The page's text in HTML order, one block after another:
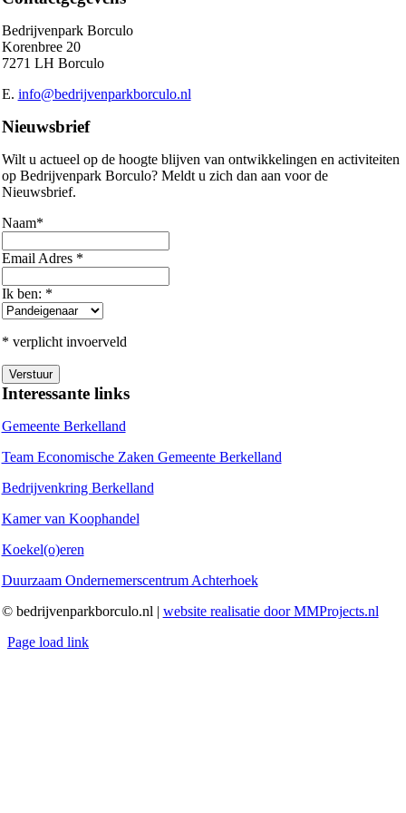
Bedrijvenpark Borculo
Korenbree 20
7271 LH Borculo
E. info@bedrijvenparkborculo.nl
Nieuwsbrief
Wilt u actueel op de hoogte blijven van ontwikkelingen en activiteiten
op Bedrijvenpark Borculo? Meldt u zich dan aan voor de
Nieuwsbrief.
Naam*
Email Adres *
Ik ben: *
* verplicht invoerveld
Interessante links
Gemeente Berkelland
Team Economische Zaken Gemeente Berkelland
Bedrijvenkring Berkelland
Kamer van Koophandel
Koekel(o)eren
Duurzaam Ondernemerscentrum Achterhoek
© bedrijvenparkborculo.nl | website realisatie door MMProjects.nl
Page load link